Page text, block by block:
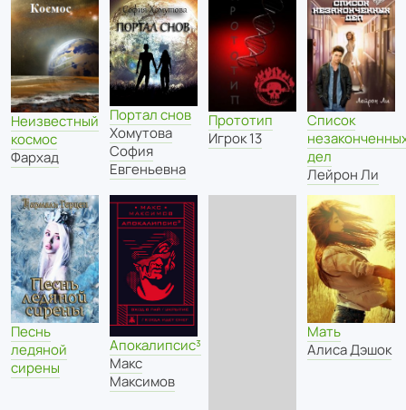
Неизвестный
космос
Фархад
Портал снов
Хомутова
София
Евгеньевна
Прототип
Игрок 13
Список
дел
Лейрон Ли
Песнь
ледяной
сирены
Апокалипсис³
Макс
Максимов
Мать
Алиса Дэшок